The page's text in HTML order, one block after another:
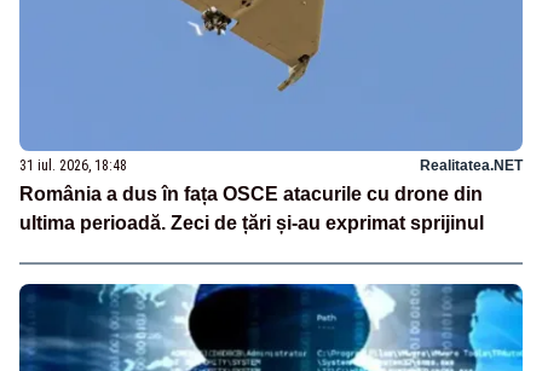
31 iul. 2026, 18:48 Realitatea.NET
România a dus în fața OSCE atacurile cu drone din
ultima perioadă. Zeci de țări și-au exprimat sprijinul